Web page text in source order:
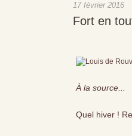
17 février 2016
Fort en
À la source...
Quel hiver !